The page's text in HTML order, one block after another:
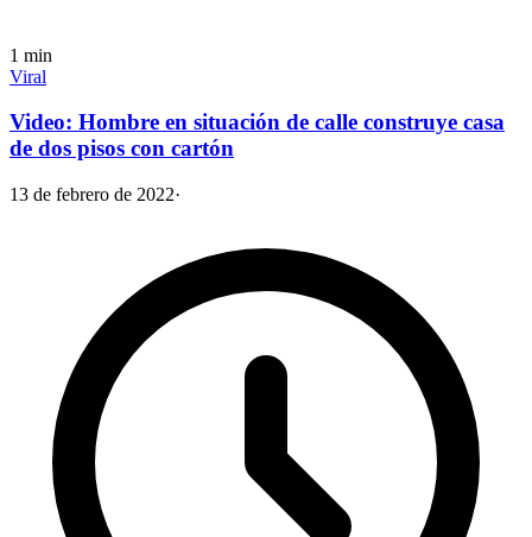
1 min
Viral
Video: Hombre en situación de calle construye casa
de dos pisos con cartón
13 de febrero de 2022·